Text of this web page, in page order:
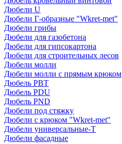
Дюбели U
Дюбели Г-образные "Wkret-met"
Дюбели грибы
Дюбели для газобетона
Дюбели для гипсокартона
Дюбели для строительных лесов
Дюбели молли
Дюбели молли с прямым крюком
Дюбель PBT
Дюбель PDU
Дюбель PND
Дюбели под стяжку
Дюбели с крюком "Wkret-met"
Дюбели универсальные-Т
Дюбели фасадные